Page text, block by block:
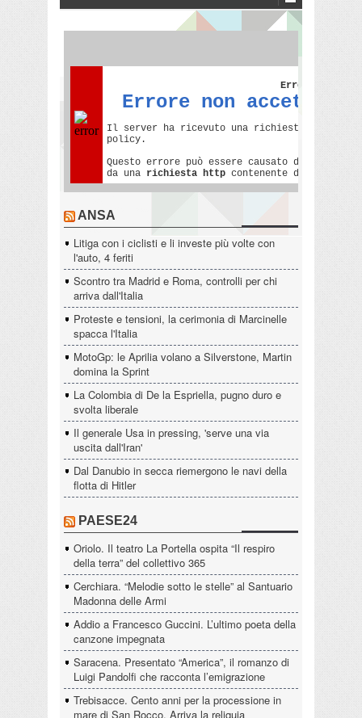
ANSA
Litiga con i ciclisti e li investe più volte con
l'auto, 4 feriti
Scontro tra Madrid e Roma, controlli per chi
arriva dall'Italia
Proteste e tensioni, la cerimonia di Marcinelle
spacca l'Italia
MotoGp: le Aprilia volano a Silverstone, Martin
domina la Sprint
La Colombia di De la Espriella, pugno duro e
svolta liberale
Il generale Usa in pressing, 'serve una via
uscita dall'Iran'
Dal Danubio in secca riemergono le navi della
flotta di Hitler
PAESE24
Oriolo. Il teatro La Portella ospita “Il respiro
della terra” del collettivo 365
Cerchiara. “Melodie sotto le stelle” al Santuario
Madonna delle Armi
Addio a Francesco Guccini. L’ultimo poeta della
canzone impegnata
Saracena. Presentato “America”, il romanzo di
Luigi Pandolfi che racconta l’emigrazione
Trebisacce. Cento anni per la processione in
mare di San Rocco. Arriva la reliquia